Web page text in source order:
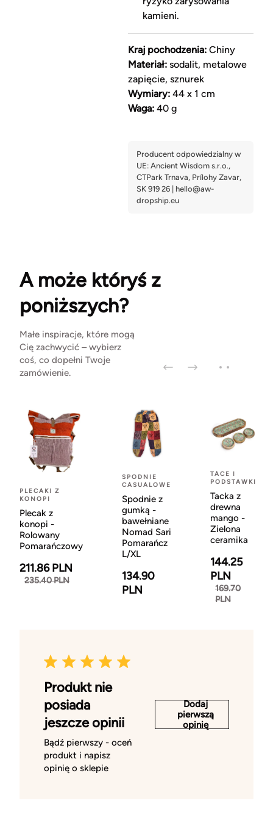
kamieni.
Kraj pochodzenia:Chiny
Materiał:sodalit, metalowe
zapięcie, sznurek
Wymiary:44 x 1 cm
Waga:40 g
A może któryś z
poniższych?
Małe inspiracje, które mogą
Cię zachwycić – wybierz
coś, co dopełni Twoje
zamówienie.
PLECAKI Z
KONOPI
Plecak z
konopi -
Rolowany
Pomarańczowy
211.86 PLN
235.40 PLN
SPODNIE
CASUALOWE
Spodnie z
gumką -
bawełniane
Nomad Sari
Pomarańcz
L/XL
134.90
PLN
TACE I
PODSTAWKI
Tacka z
drewna
mango -
Zielona
ceramika
144.25
PLN
169.70
PLN
Produkt nie
posiada
jeszcze opinii
Bądź pierwszy - oceń
produkt i napisz
opinię o sklepie
Dodaj
pierwszą
opinię